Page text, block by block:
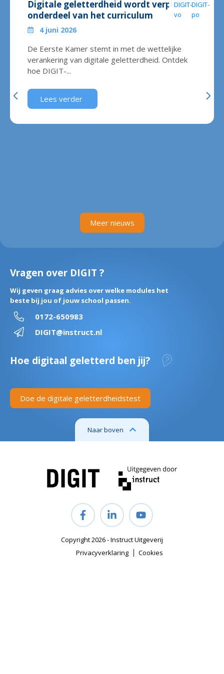
Digitale geletterdheid wordt verplicht
onderdeel van het curriculum
4 juni 2026
De Eerste Kamer stemt in met de wettelijke
verankering van digitale geletterdheid. Ontdek
hoe DIGIT-...
Lees verder
Meer nieuws
Vragen over DIGIT ?
Wij geven graag advies over welke modules het
beste bij jou of jouw school passen.
0172-650983
DIGIT@instruct.nl
Hoe digitaal geletterd ben jij?
Doe de digitale geletterdheidstest
Naar boven
Copyright 2026 - Instruct Uitgeverij
Privacyverklaring
Cookies